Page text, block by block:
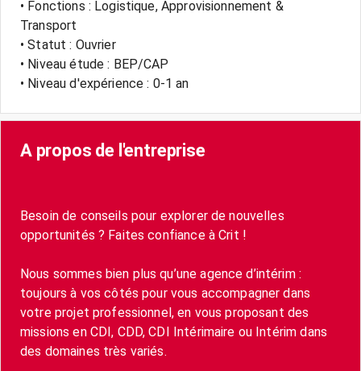
• Fonctions : Logistique, Approvisionnement &
Transport
• Statut : Ouvrier
• Niveau étude : BEP/CAP
• Niveau d'expérience : 0-1 an
A propos de l'entreprise
Besoin de conseils pour explorer de nouvelles
opportunités ? Faites confiance à Crit !
Nous sommes bien plus qu’une agence d’intérim :
toujours à vos côtés pour vous accompagner dans
votre projet professionnel, en vous proposant des
missions en CDI, CDD, CDI Intérimaire ou Intérim dans
des domaines très variés.